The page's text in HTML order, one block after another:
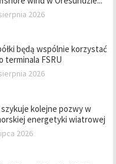
2026
będą wspólnie korzystać
terminala FSRU
2026
kolejne pozwy w
energetyki wiatrowej
2026